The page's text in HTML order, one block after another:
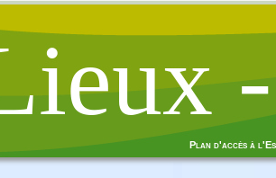
Plan d'accès à